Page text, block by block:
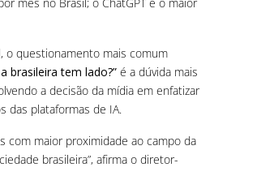
o questionamento mais comum
brasileira tem lado?” é a dúvida mais
a decisão da mídia em enfatizar
das plataformas de IA.
com maior proximidade ao campo da
brasileira”, afirma o diretor-